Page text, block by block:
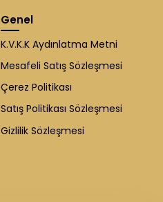
Genel
K.V.K.K Aydınlatma Metni
Mesafeli Satış Sözleşmesi
Çerez Politikası
Satış Politikası Sözleşmesi
Gizlilik Sözleşmesi